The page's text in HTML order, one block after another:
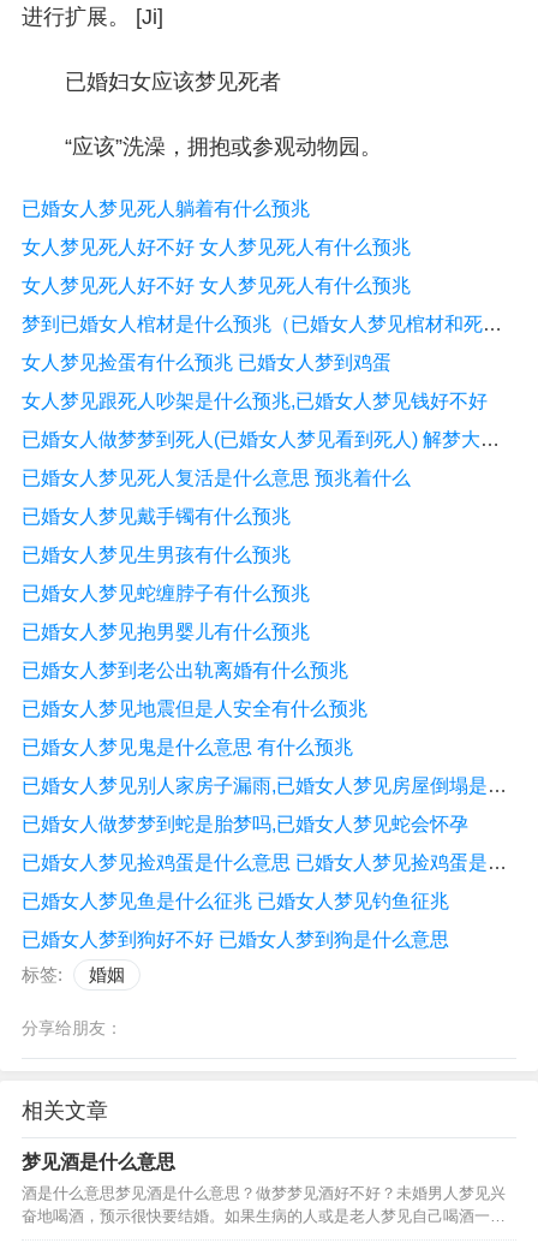
进行扩展。 [Ji]
已婚妇女应该梦见死者
“应该”洗澡，拥抱或参观动物园。
已婚女人梦见死人躺着有什么预兆
女人梦见死人好不好 女人梦见死人有什么预兆
女人梦见死人好不好 女人梦见死人有什么预兆
梦到已婚女人棺材是什么预兆（已婚女人梦见棺材和死人）
女人梦见捡蛋有什么预兆 已婚女人梦到鸡蛋
女人梦见跟死人吵架是什么预兆,已婚女人梦见钱好不好
已婚女人做梦梦到死人(已婚女人梦见看到死人) 解梦大全 周公解梦
已婚女人梦见死人复活是什么意思 预兆着什么
已婚女人梦见戴手镯有什么预兆
已婚女人梦见生男孩有什么预兆
已婚女人梦见蛇缠脖子有什么预兆
已婚女人梦见抱男婴儿有什么预兆
已婚女人梦到老公出轨离婚有什么预兆
已婚女人梦见地震但是人安全有什么预兆
已婚女人梦见鬼是什么意思 有什么预兆
已婚女人梦见别人家房子漏雨,已婚女人梦见房屋倒塌是什么征兆
已婚女人做梦梦到蛇是胎梦吗,已婚女人梦见蛇会怀孕
已婚女人梦见捡鸡蛋是什么意思 已婚女人梦见捡鸡蛋是什么预兆
已婚女人梦见鱼是什么征兆 已婚女人梦见钓鱼征兆
已婚女人梦到狗好不好 已婚女人梦到狗是什么意思
标签:
婚姻
分享给朋友：
相关文章
梦见酒是什么意思
酒是什么意思梦见酒是什么意思？做梦梦见酒好不好？未婚男人梦见兴
奋地喝酒，预示很快要结婚。如果生病的人或是老人梦见自己喝酒一饮
而尽，还暗示可能会遇到危险。妻子梦见给丈夫倒酒，暗示要生孩子。